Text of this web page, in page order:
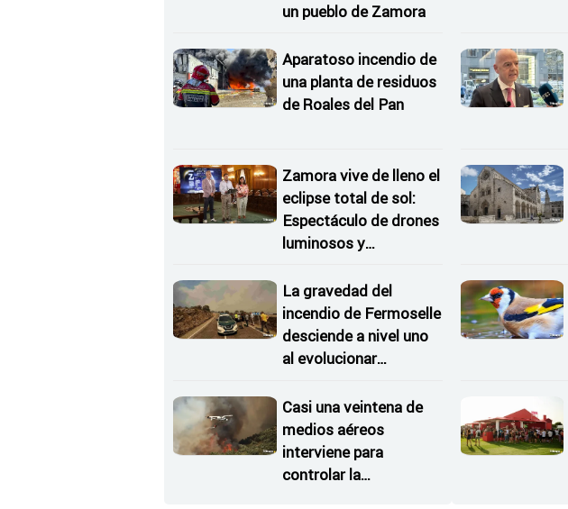
un pueblo de Zamora
Aparatoso incendio de
una planta de residuos
de Roales del Pan
Zamora vive de lleno el
eclipse total de sol:
Espectáculo de drones
luminosos y
Estrellas
La gravedad del
incendio de Fermoselle
desciende a nivel uno
al evolucionar
el riesgo
Casi una veintena de
medios aéreos
interviene para
controlar la